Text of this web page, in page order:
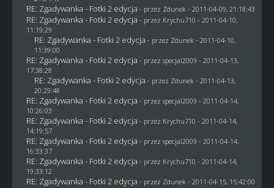
RE: Zgadywanka - Fotki 2 edycja - przez Zdunek - 2011-04-09, 21:18:43
RE: Zgadywanka - Fotki 2 edycja - przez Krychu710 - 2011-04-10,
11:19:29
RE: Zgadywanka - Fotki 2 edycja - przez Zdunek - 2011-04-10,
11:39:00
RE: Zgadywanka - Fotki 2 edycja - przez specjal2009 - 2011-04-13,
17:38:28
RE: Zgadywanka - Fotki 2 edycja - przez Zdunek - 2011-04-13,
20:29:48
RE: Zgadywanka - Fotki 2 edycja - przez specjal2009 - 2011-04-14,
10:26:03
RE: Zgadywanka - Fotki 2 edycja - przez Krychu710 - 2011-04-14,
14:19:57
RE: Zgadywanka - Fotki 2 edycja - przez specjal2009 - 2011-04-14,
16:33:37
RE: Zgadywanka - Fotki 2 edycja - przez Krychu710 - 2011-04-14,
19:33:12
RE: Zgadywanka - Fotki 2 edycja - przez Zdunek - 2011-04-15, 15:42:00